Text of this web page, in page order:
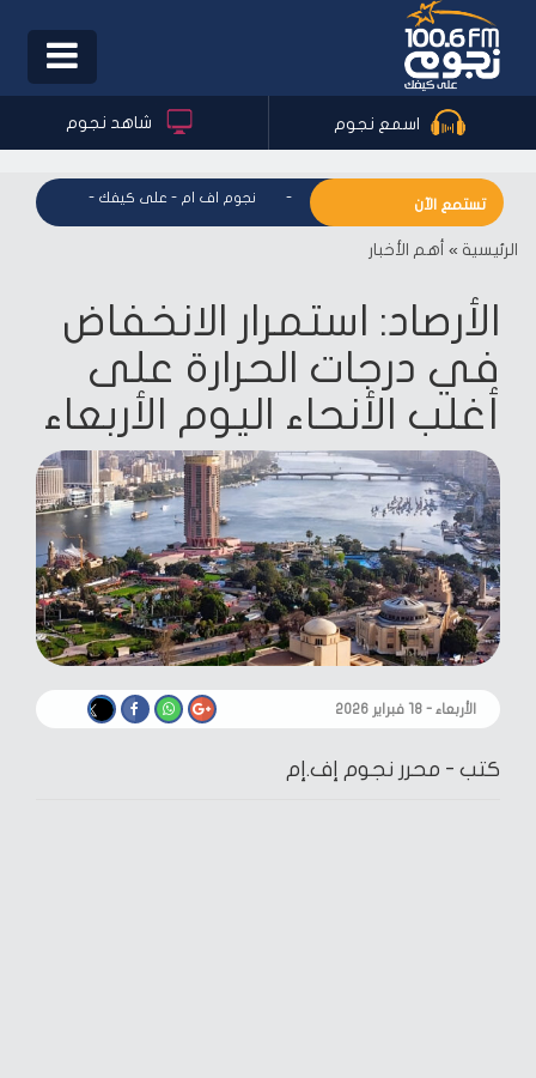
Toggle
اسمع نجوم شاهد نجوم
تستمع الآن
نجوم اف ام - على كيفك - نجوم اف ام - على كيفك نجوم اف
الرئيسية » أهم الأخبار
الأرصاد: استمرار الانخفاض
في درجات الحرارة على
أغلب الأنحاء اليوم الأربعاء
الأربعاء - ١٨ فبراير ٢٠٢٦
كتب - محرر نجوم إف.إم